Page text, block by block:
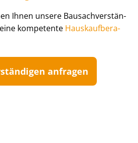
Ihnen unsere Bau­sach­ver­stän­
kompetente Haus­kauf­be­ra­
anfragen